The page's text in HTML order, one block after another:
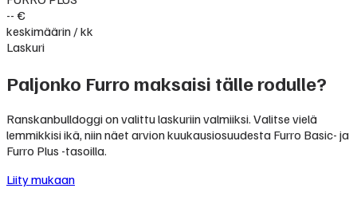
-- €
keskimäärin / kk
Laskuri
Paljonko Furro maksaisi tälle rodulle?
Ranskanbulldoggi on valittu laskuriin valmiiksi. Valitse vielä
lemmikkisi ikä, niin näet arvion kuukausiosuudesta Furro Basic- ja
Furro Plus -tasoilla.
Liity mukaan